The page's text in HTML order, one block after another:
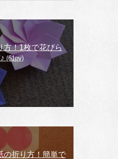
方！1枚で花びら
(61pv)
の折り方！簡単で